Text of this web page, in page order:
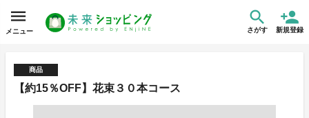
メニュー さがす 新規登録
商品
【約15％OFF】花束３０本コース